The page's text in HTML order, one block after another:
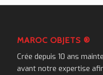
MAROC OBJETS ®
Crée depuis 10 ans
avant notre expertise